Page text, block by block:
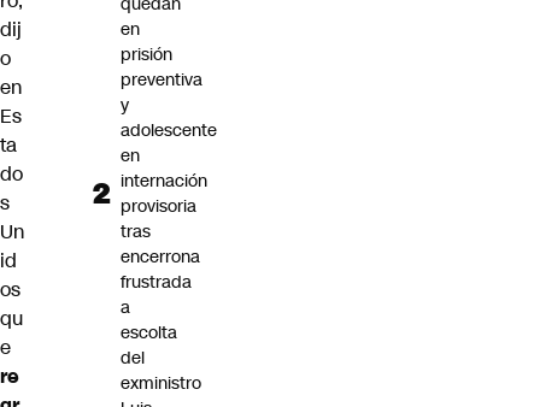
dij
o
en
Es
ta
do
s
Un
id
os
qu
e
re
en
prisión
preventiva
y
adolescente
en
internación
provisoria
tras
encerrona
frustrada
a
escolta
del
exministro